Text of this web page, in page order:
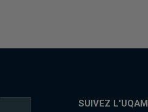
SUIVEZ L'UQAM